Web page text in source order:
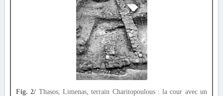
Fig. 2/ Thasos, Limenas, terrain Charitopoulous : la cour avec un